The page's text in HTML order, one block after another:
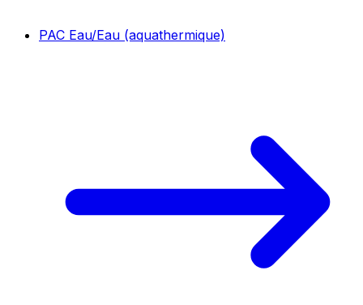
PAC Eau/Eau (aquathermique)